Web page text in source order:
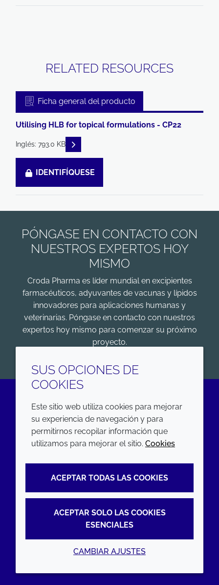
RELATED RESOURCES
Ficha general del producto
Utilising HLB for topical formulations - CP22
Inglés: 793.0 KB READ DESCRIPTIONS
IDENTIFÍQUESE
PÓNGASE EN CONTACTO CON
NUESTROS EXPERTOS HOY
MISMO
Croda Pharma es líder mundial en excipientes
farmacéuticos, adyuvantes de vacunas y lípidos
innovadores para aplicaciones humanas y
veterinarias. Póngase en contacto con nuestros
expertos hoy mismo para comenzar su próximo
proyecto.
LinkedIn
EMPRESA
Annual Report
Sustainability Report
Croda.com
Terms and conditions
Privacy policy
Accessibility
Cookie policy
SUS OPCIONES DE
COOKIES
Este sitio web utiliza cookies para mejorar
su experiencia de navegación y para
permitirnos recopilar información que
utilizamos para mejorar el sitio. Cookies
ACEPTAR TODAS LAS COOKIES
ACEPTAR SOLO LAS COOKIES
ESENCIALES
CAMBIAR AJUSTES